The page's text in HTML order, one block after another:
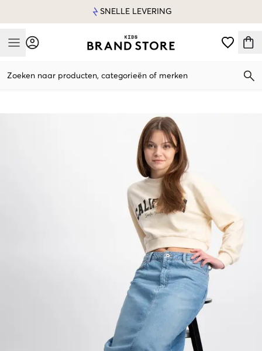
SNELLE LEVERING
Mobile Menu
Zoeken naar producten, categorieën of merken